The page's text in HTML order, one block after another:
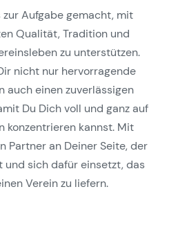
zur Aufgabe gemacht, mit
Qualität, Tradition und
zu unterstützen.
nicht nur hervorragende
auch einen zuverlässigen
Du Dich voll und ganz auf
konzentrieren kannst. Mit
Partner an Deiner Seite, der
und sich dafür einsetzt, das
Verein zu liefern.